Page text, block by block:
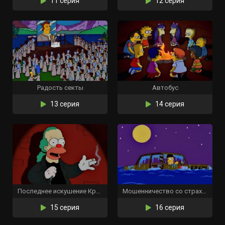
Радость секты
13 серия
Автобус
14 серия
Последнее искушение Красти
15 серия
Мошенничество со страховкой
16 серия